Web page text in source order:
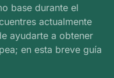
base durante el
actualmente
ayudarte a obtener
en esta breve guía